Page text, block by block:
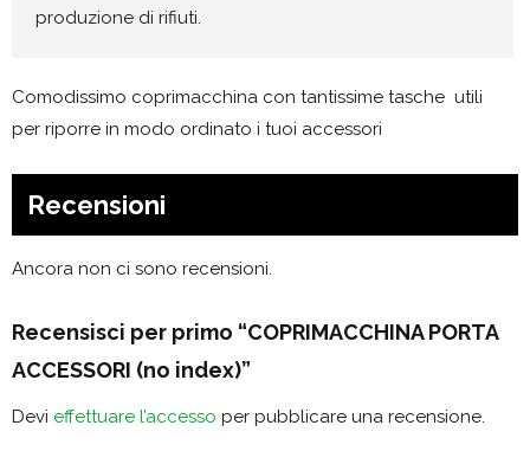
produzione di rifiuti.
Comodissimo coprimacchina con tantissime tasche utili
per riporre in modo ordinato i tuoi accessori
Recensioni
Ancora non ci sono recensioni.
Recensisci per primo “COPRIMACCHINA PORTA
ACCESSORI (no index)”
Devi effettuare l’accesso per pubblicare una recensione.